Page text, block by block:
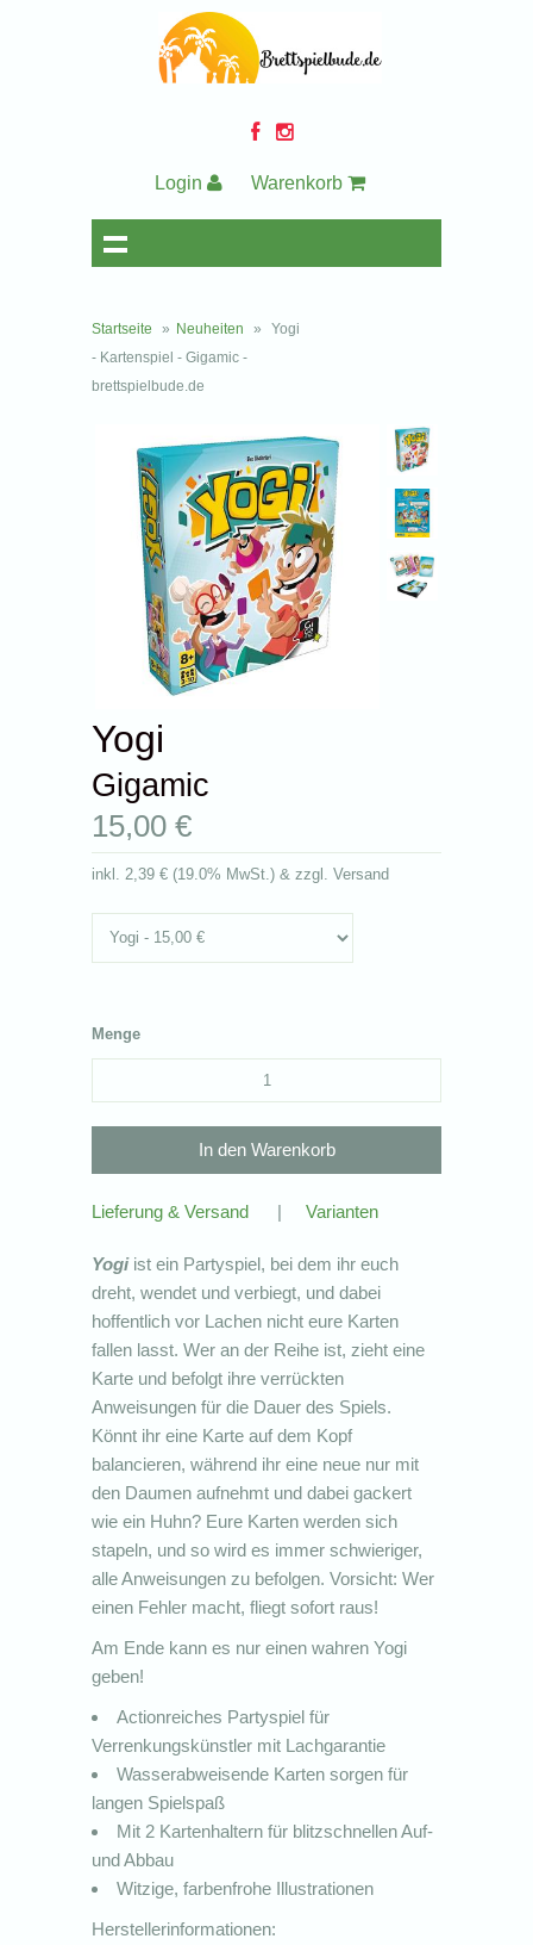
Login Warenkorb
Startseite » Neuheiten »
Yogi
- Kartenspiel - Gigamic -
brettspielbude.de
Yogi
Gigamic
15,00 €
inkl. 2,39 € (19.0% MwSt.) & zzgl. Versand
Menge
Lieferung & Versand | Varianten
Yogi ist ein Partyspiel, bei dem ihr euch
dreht, wendet und verbiegt, und dabei
hoffentlich vor Lachen nicht eure Karten
fallen lasst. Wer an der Reihe ist, zieht eine
Karte und befolgt ihre verrückten
Anweisungen für die Dauer des Spiels.
Könnt ihr eine Karte auf dem Kopf
balancieren, während ihr eine neue nur mit
den Daumen aufnehmt und dabei gackert
wie ein Huhn? Eure Karten werden sich
stapeln, und so wird es immer schwieriger,
alle Anweisungen zu befolgen. Vorsicht: Wer
einen Fehler macht, fliegt sofort raus!
Am Ende kann es nur einen wahren Yogi
geben!
Actionreiches Partyspiel für
Verrenkungskünstler mit Lachgarantie
Wasserabweisende Karten sorgen für
langen Spielspaß
Mit 2 Kartenhaltern für blitzschnellen Auf-
und Abbau
Witzige, farbenfrohe Illustrationen
Herstellerinformationen: